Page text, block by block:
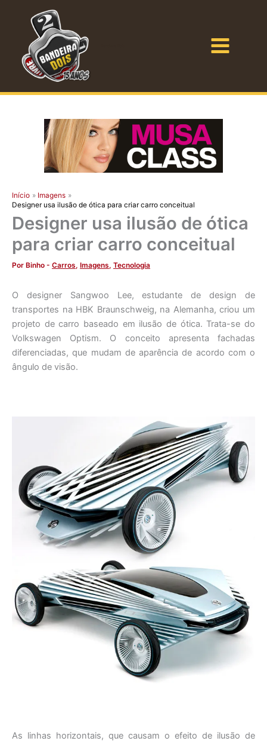
conteúdo
Início
Imagens
Designer usa ilusão de ótica para criar carro conceitual
Designer usa ilusão de ótica
para criar carro conceitual
Por Binho - Carros, Imagens, Tecnologia
O designer Sangwoo Lee, estudante de design de
transportes na HBK Braunschweig, na Alemanha, criou um
projeto de carro baseado em ilusão de ótica. Trata-se do
Volkswagen Optism. O conceito apresenta fachadas
diferenciadas, que mudam de aparência de acordo com o
ângulo de visão.
As linhas horizontais, que causam o efeito de ilusão de